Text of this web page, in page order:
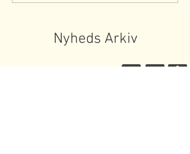
Nyheds Arkiv